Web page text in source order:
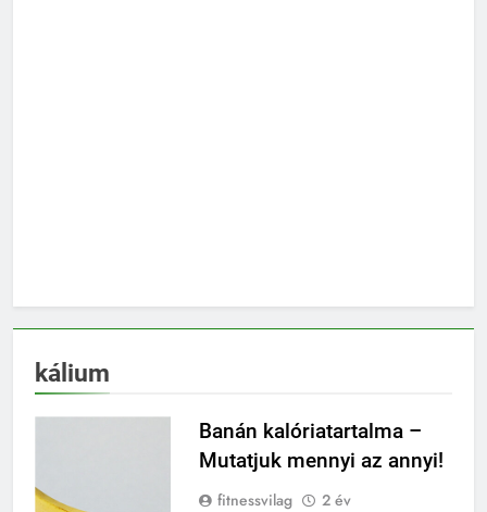
kálium
Banán kalóriatartalma –
Mutatjuk mennyi az annyi!
fitnessvilag
2 év